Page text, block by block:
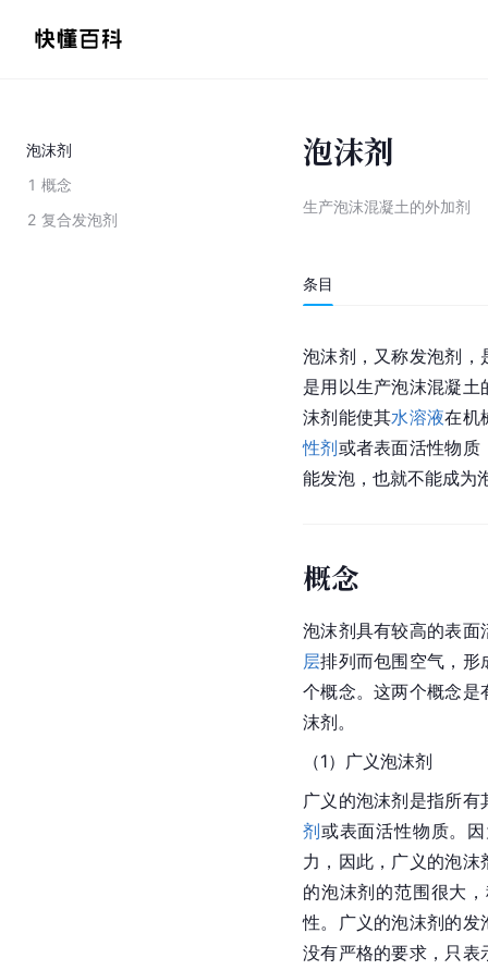
泡沫剂
1 概念
2 复合发泡剂
泡沫剂
生产泡沫混凝土的外加剂
条目
泡沫剂，又称发泡剂，
是用以生产泡沫混凝土
沫剂能使其水溶液在机
性剂或者表面活性物质
能发泡，也就不能成为
概念
泡沫剂具有较高的表
层排列而包围空气，形
个概念。这两个概念是
沫剂。
（1） 广义泡沫剂
广义的泡沫剂是指所有
剂或表面活性物质。
力，因此，广义的泡
的泡沫剂的范围很大
性。广义的泡沫剂的发
没有严格的要求，只表